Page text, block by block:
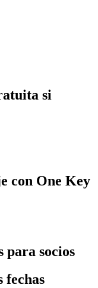
si
con One Key
para socios
fechas